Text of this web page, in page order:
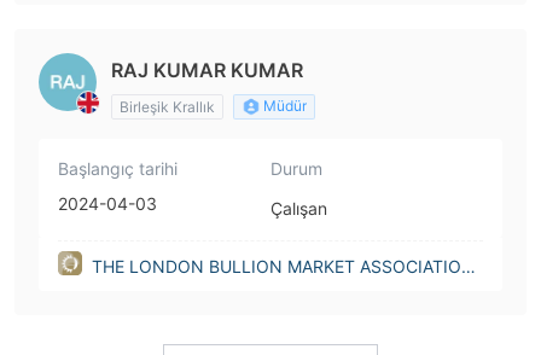
RAJ KUMAR KUMAR
Birleşik Krallık Müdür
Başlangıç tarihi
2024-04-03
Durum
Çalışan
THE LONDON BULLION MARKET ASSOCIATION